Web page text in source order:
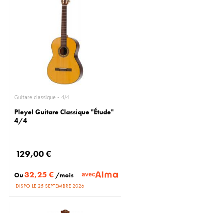
Guitare classique - 4/4
Pleyel Guitare Classique "Étude"
4/4
129,00 €
Ou32,25 € /mois avec
DISPO LE 25 SEPTEMBRE 2026